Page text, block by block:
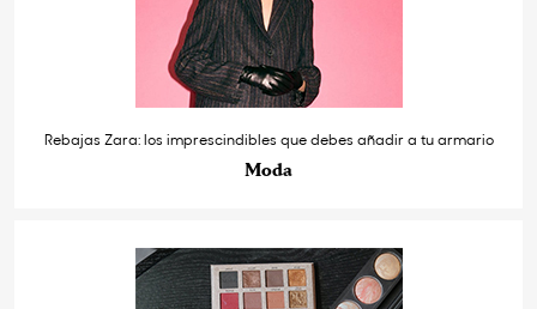
Rebajas Zara: los imprescindibles que debes añadir a tu armario
Moda